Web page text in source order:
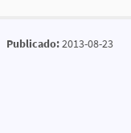
Publicado:2013-08-23